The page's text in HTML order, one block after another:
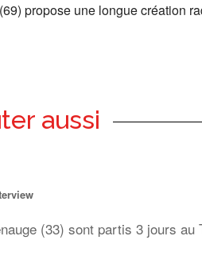
propose une longue création
aussi
(33) sont partis 3 jours au